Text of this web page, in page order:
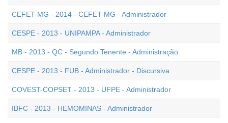
CEFET-MG - 2014 - CEFET-MG - Administrador
CESPE - 2013 - UNIPAMPA - Administrador
MB - 2013 - QC - Segundo Tenente - Administração
CESPE - 2013 - FUB - Administrador - Discursiva
COVEST-COPSET - 2013 - UFPE - Administrador
IBFC - 2013 - HEMOMINAS - Administrador